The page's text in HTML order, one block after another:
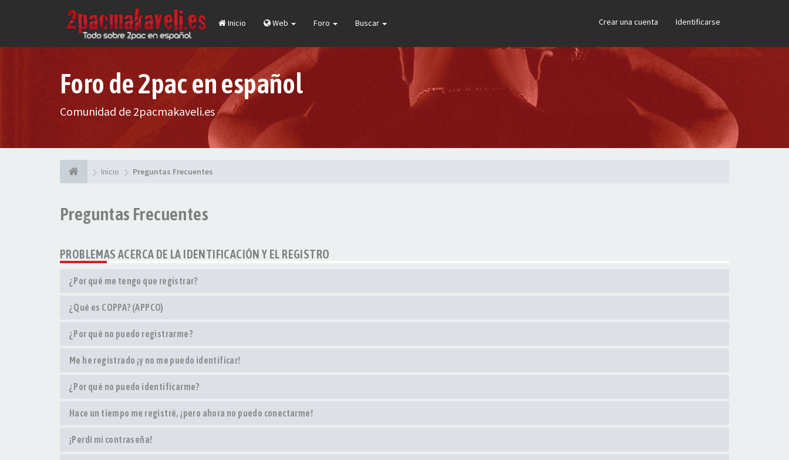
Inicio Web Foro Buscar Crear una cuenta Identificarse
Foro de 2pac en español
Comunidad de 2pacmakaveli.es
Inicio Preguntas Frecuentes
Preguntas Frecuentes
PROBLEMAS ACERCA DE LA IDENTIFICACIÓN Y EL REGISTRO
¿Por qué me tengo que registrar?
¿Qué es COPPA? (APPCO)
¿Por qué no puedo registrarme?
Me he registrado ¡y no me puedo identificar!
¿Por qué no puedo identificarme?
Hace un tiempo me registré, ¡pero ahora no puedo conectarme!
¡Perdí mi contraseña!